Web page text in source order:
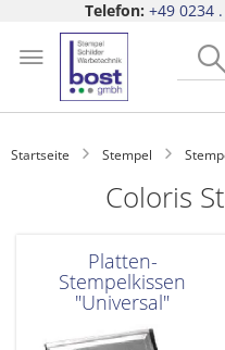
Telefon: +49 0234
Startseite Stempel
Coloris
Platten-
Stempelkissen
"Universal"